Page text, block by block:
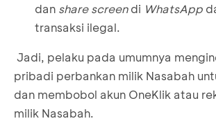
dan share screendi WhatsApp
transaksi ilegal.
Jadi, pelaku pada umumnya
pribadi perbankan milik Nasabah
dan membobol akun OneKlik atau
milik Nasabah.